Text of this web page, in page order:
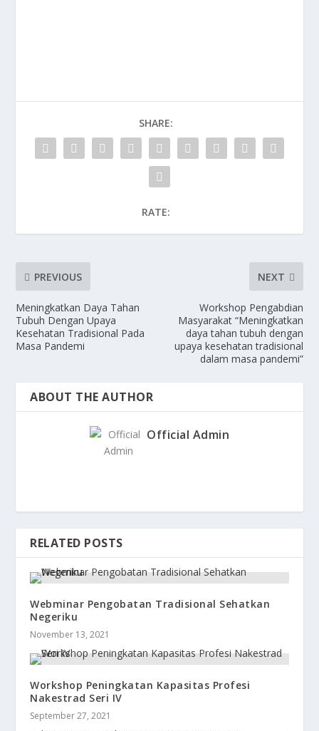
SHARE:
RATE:
PREVIOUS
Meningkatkan Daya Tahan
Tubuh Dengan Upaya
Kesehatan Tradisional Pada
Masa Pandemi
NEXT
Workshop Pengabdian
Masyarakat “Meningkatkan
daya tahan tubuh dengan
upaya kesehatan tradisional
dalam masa pandemi”
ABOUT THE AUTHOR
Official Admin
RELATED POSTS
Webminar Pengobatan Tradisional Sehatkan
Negeriku
November 13, 2021
Workshop Peningkatan Kapasitas Profesi
Nakestrad Seri IV
September 27, 2021